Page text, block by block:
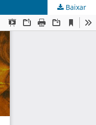
Baixar